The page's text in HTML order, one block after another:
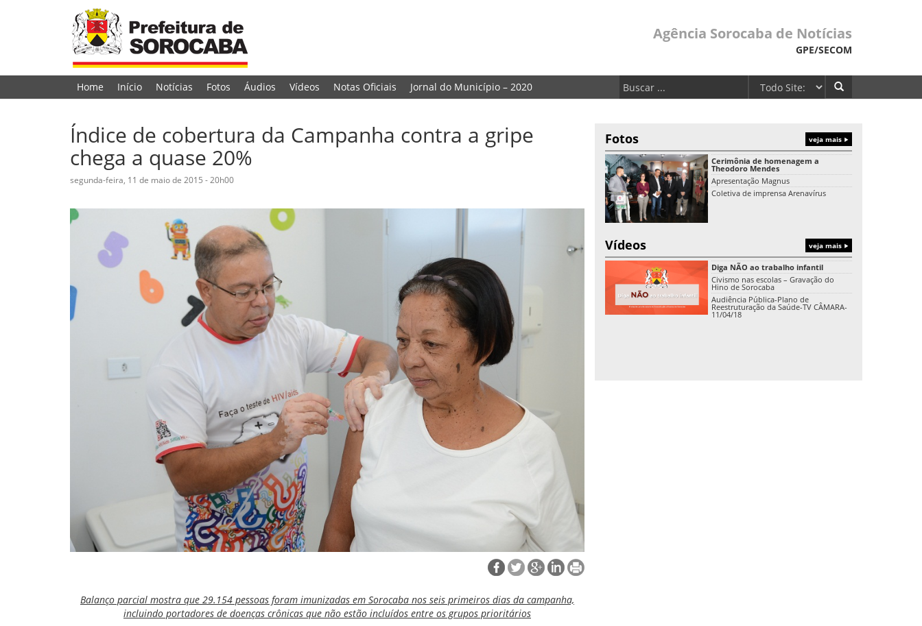
Agência Sorocaba de Notícias
GPE/SECOM
Home Início Notícias Fotos Áudios Vídeos Notas Oficiais Jornal do Município – 2020
Índice de cobertura da Campanha contra a gripe
chega a quase 20%
segunda-feira, 11 de maio de 2015 - 20h00
Balanço parcial mostra que 29.154 pessoas foram imunizadas em Sorocaba nos seis primeiros dias da campanha,
incluindo portadores de doenças crônicas que não estão incluídos entre os grupos prioritários
Fotos veja mais
Cerimônia de homenagem a
Theodoro Mendes
Apresentação Magnus
Coletiva de imprensa Arenavírus
Vídeos veja mais
Diga NÃO ao trabalho infantil
Civismo nas escolas – Gravação do
Hino de Sorocaba
Audiência Pública-Plano de
Reestruturação da Saúde-TV CÂMARA-
11/04/18